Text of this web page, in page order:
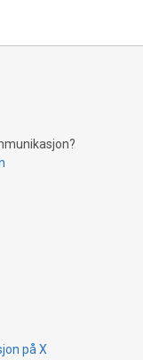
på X